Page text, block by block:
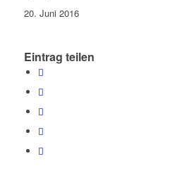
20. Juni 2016
Eintrag teilen